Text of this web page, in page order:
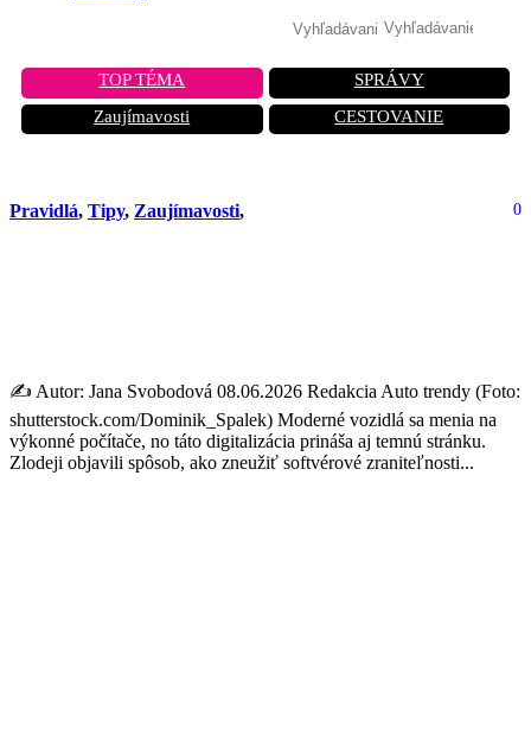
TOP TÉMA
SPRÁVY
Zaujímavosti
CESTOVANIE
Pravidlá, Tipy, Zaujímavosti, 0
✍️ Autor: Jana Svobodová 08.06.2026 Redakcia Auto trendy (Foto:
shutterstock.com/Dominik_Spalek) Moderné vozidlá sa menia na
výkonné počítače, no táto digitalizácia prináša aj temnú stránku.
Zlodeji objavili spôsob, ako zneužiť softvérové zraniteľnosti...